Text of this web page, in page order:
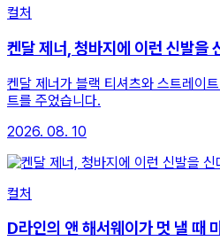
컬처
켄달 제너, 청바지에 이런 신발을
켄달 제너가 블랙 티셔츠와 스트레이
트를 주었습니다.
2026. 08. 10
컬처
D라인의 앤 해서웨이가 멋 낼 때